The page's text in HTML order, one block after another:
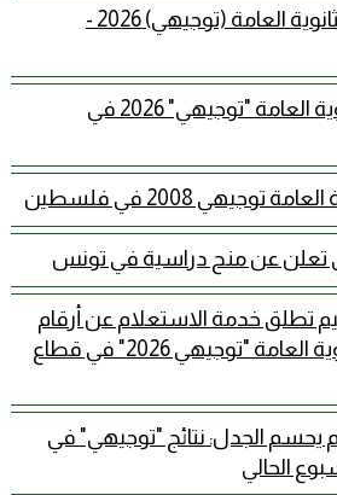
رابط فحص نتائج الثانوية العامة (توجيهي) 2026 -
بالأسماء نتائج الثانوية العامة "توجيهي" 2026 في
توجيهي 2008 في فلسطين
تعلن عن منح دراسية في تونس
تطلق خدمة الاستعلام عن أرقام
الجلوس لطلبة الثانوية العامة "توجيهي 2026" في قطاع
يحسم الجدل: نتائج "توجيهي" في
الحالي